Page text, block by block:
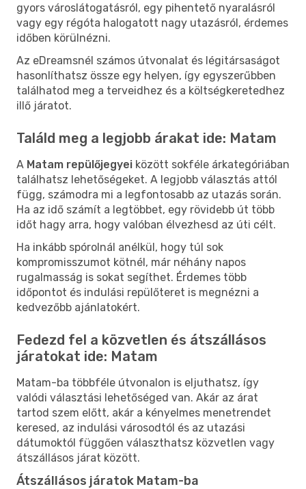
gyors városlátogatásról, egy pihentető nyaralásról
vagy egy régóta halogatott nagy utazásról, érdemes
időben körülnézni.
Az eDreamsnél számos útvonalat és légitársaságot
hasonlíthatsz össze egy helyen, így egyszerűbben
találhatod meg a terveidhez és a költségkeretedhez
illő járatot.
Találd meg a legjobb árakat ide: Matam
A Matam repülőjegyei között sokféle árkategóriában
találhatsz lehetőségeket. A legjobb választás attól
függ, számodra mi a legfontosabb az utazás során.
Ha az idő számít a legtöbbet, egy rövidebb út több
időt hagy arra, hogy valóban élvezhesd az úti célt.
Ha inkább spórolnál anélkül, hogy túl sok
kompromisszumot kötnél, már néhány napos
rugalmasság is sokat segíthet. Érdemes több
időpontot és indulási repülőteret is megnézni a
kedvezőbb ajánlatokért.
Fedezd fel a közvetlen és átszállásos
járatokat ide: Matam
Matam-ba többféle útvonalon is eljuthatsz, így
valódi választási lehetőséged van. Akár az árat
tartod szem előtt, akár a kényelmes menetrendet
keresed, az indulási városodtól és az utazási
dátumoktól függően választhatsz közvetlen vagy
átszállásos járat között.
Átszállásos járatok Matam-ba